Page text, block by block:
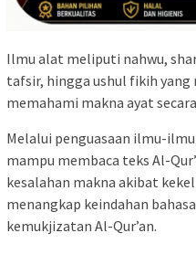
Ilmu alat meliputi nahwu,
tafsir, hingga ushul fikih yang
memahami makna ayat
Melalui penguasaan ilmu-
mampu membaca teks Al-
kesalahan makna akibat
menangkap keindahan
kemukjizatan Al-Qur’an.